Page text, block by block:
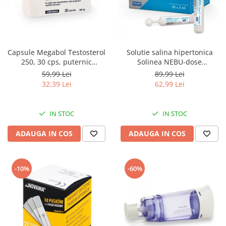
Pulsoximetre
Accesorii
Monitorizare medicala
Stetoscoape
Consumabile medicale
Ser fiziologic
Suporturi ortopedice si orteze
Diverse
Ingrijire personala & cosmetice
Ingrijire personala
Capsule Megabol Testosterol
250, 30 cps, puternic
anabolizant natural, creste
nivelul de testosteron
59,99 Lei
32,39 Lei
IN STOC
ADAUGA IN COS
Solutie salina hipertonica
Solinea NEBU-dose
concentratie 3%, 30
monodoze x 5 ml
89,99 Lei
62,99 Lei
IN STOC
ADAUGA IN COS
-10% -60%